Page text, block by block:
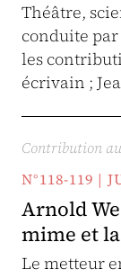
Théâtre,
conduite
les
écrivain ;
Contribution
N°118-119 |
Arnold
mime et
Le metteur